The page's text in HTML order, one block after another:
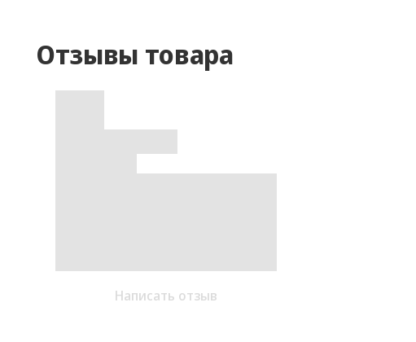
Отзывы товара
Написать отзыв